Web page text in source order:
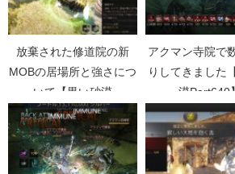
放棄された修道院の新
MOBの居場所と強さにつ
いて【黒い砂漠
Part3030】
アクマン寺院で
りしてきました
漠Part640】